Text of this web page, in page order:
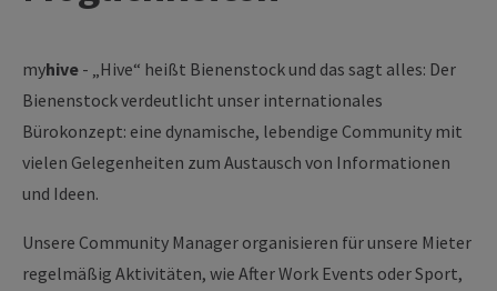
myhive - „Hive“ heißt Bienenstock und das sagt alles: Der
Bienenstock verdeutlicht unser internationales
Bürokonzept: eine dynamische, lebendige Community mit
vielen Gelegenheiten zum Austausch von Informationen
und Ideen.
Unsere Community Manager organisieren für unsere Mieter
regelmäßig Aktivitäten, wie After Work Events oder Sport,